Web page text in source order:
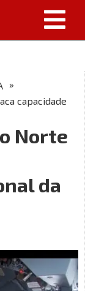
»
capacidade
Norte
da